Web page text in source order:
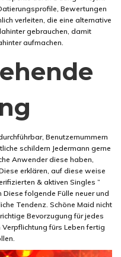
Bewertungen
verleiten, die eine alternative
gebrauchen, damit
aufmachen.
Benutzernummern
schildern Jedermann gerne
Anwender diese haben,
erklären, auf diese weise
& aktiven Singles ”
folgende Fülle neuer und
Tendenz. Schöne Maid nicht
Bevorzugung für jedes
fürs Leben fertig